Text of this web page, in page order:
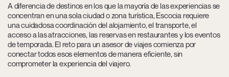
A diferencia de destinos en los que la mayoría de las experiencias se
concentran en una sola ciudad o zona turística, Escocia requiere
una cuidadosa coordinación del alojamiento, el transporte, el
acceso a las atracciones, las reservas en restaurantes y los eventos
de temporada. El reto para un asesor de viajes comienza por
conectar todos esos elementos de manera eficiente, sin
comprometer la experiencia del viajero.